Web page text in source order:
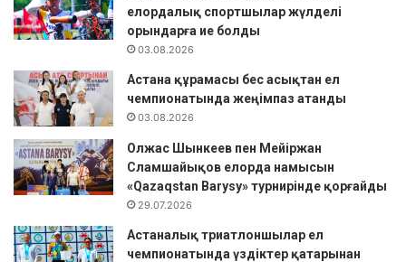
л
д
елордалық спортшылар жүлделі
орындарға ие болды
03.08.2026
Астана құрамасы бес асықтан ел
чемпионатында жеңімпаз атанды
03.08.2026
Олжас Шынкеев пен Мейіржан
Сламшайықов елорда намысын
«Qazaqstan Barysy» турнирінде қорғайды
29.07.2026
Астаналық триатлоншылар ел
чемпионатында үздіктер қатарынан